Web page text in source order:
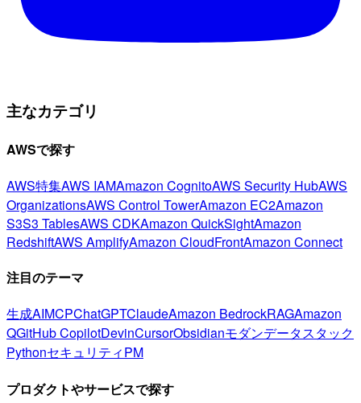
主なカテゴリ
AWSで探す
AWS特集AWS IAMAmazon CognitoAWS Security HubAWS
OrganizationsAWS Control TowerAmazon EC2Amazon
S3S3 TablesAWS CDKAmazon QuickSightAmazon
RedshiftAWS AmplifyAmazon CloudFrontAmazon Connect
注目のテーマ
生成AIMCPChatGPTClaudeAmazon BedrockRAGAmazon
QGitHub CopilotDevinCursorObsidianモダンデータスタック
PythonセキュリティPM
プロダクトやサービスで探す